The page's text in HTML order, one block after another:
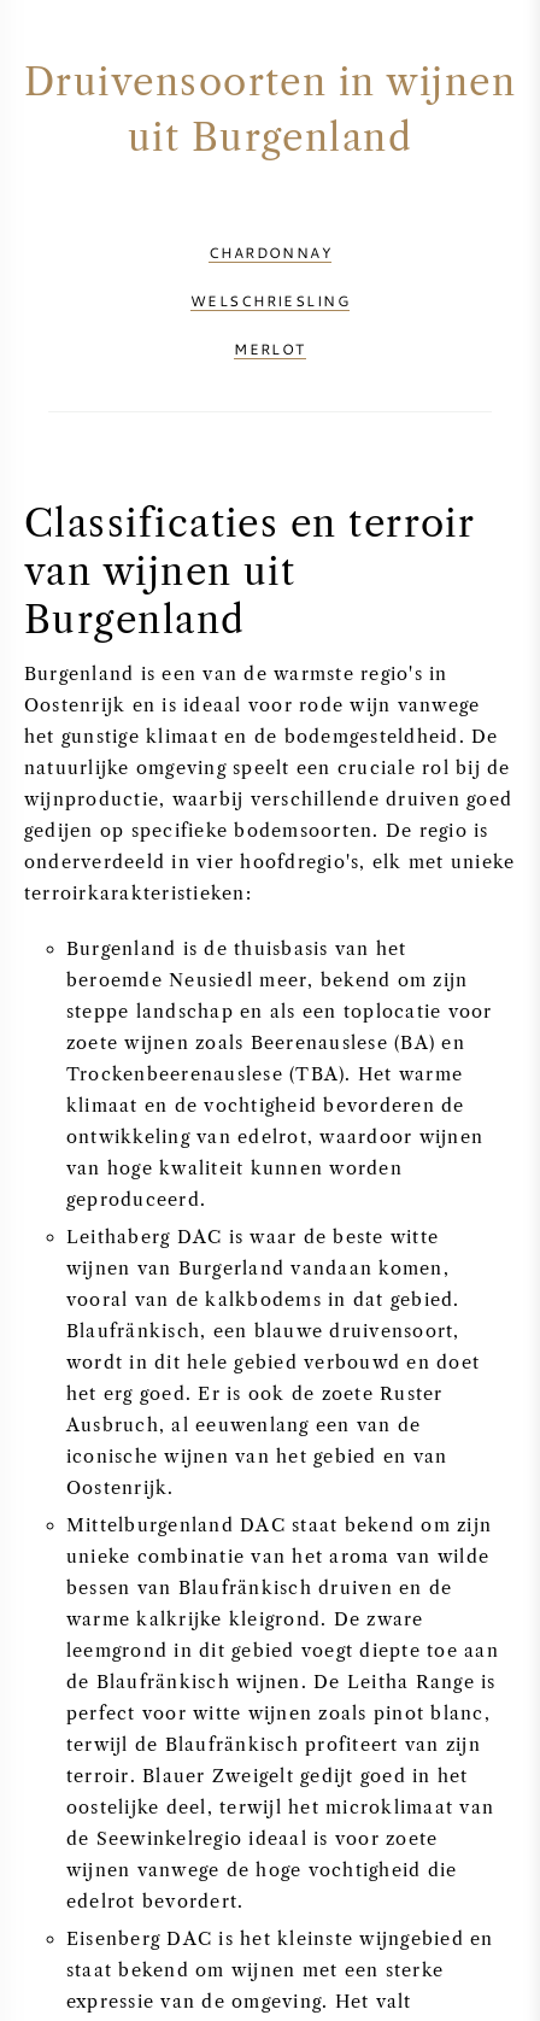
Druivensoorten in wijnen
uit Burgenland
CHARDONNAY
WELSCHRIESLING
MERLOT
Classificaties en terroir
van wijnen uit
Burgenland
Burgenland is een van de warmste regio's in
Oostenrijk en is ideaal voor rode wijn vanwege
het gunstige klimaat en de bodemgesteldheid. De
natuurlijke omgeving speelt een cruciale rol bij de
wijnproductie, waarbij verschillende druiven goed
gedijen op specifieke bodemsoorten. De regio is
onderverdeeld in vier hoofdregio's, elk met unieke
terroirkarakteristieken:
Burgenland is de thuisbasis van het
beroemde Neusiedl meer, bekend om zijn
steppe landschap en als een toplocatie voor
zoete wijnen zoals Beerenauslese (BA) en
Trockenbeerenauslese (TBA). Het warme
klimaat en de vochtigheid bevorderen de
ontwikkeling van edelrot, waardoor wijnen
van hoge kwaliteit kunnen worden
geproduceerd.
Leithaberg DAC is waar de beste witte
wijnen van Burgerland vandaan komen,
vooral van de kalkbodems in dat gebied.
Blaufränkisch, een blauwe druivensoort,
wordt in dit hele gebied verbouwd en doet
het erg goed. Er is ook de zoete Ruster
Ausbruch, al eeuwenlang een van de
iconische wijnen van het gebied en van
Oostenrijk.
Mittelburgenland DAC staat bekend om zijn
unieke combinatie van het aroma van wilde
bessen van Blaufränkisch druiven en de
warme kalkrijke kleigrond. De zware
leemgrond in dit gebied voegt diepte toe aan
de Blaufränkisch wijnen. De Leitha Range is
perfect voor witte wijnen zoals pinot blanc,
terwijl de Blaufränkisch profiteert van zijn
terroir. Blauer Zweigelt gedijt goed in het
oostelijke deel, terwijl het microklimaat van
de Seewinkelregio ideaal is voor zoete
wijnen vanwege de hoge vochtigheid die
edelrot bevordert.
Eisenberg DAC is het kleinste wijngebied en
staat bekend om wijnen met een sterke
expressie van de omgeving. Het valt